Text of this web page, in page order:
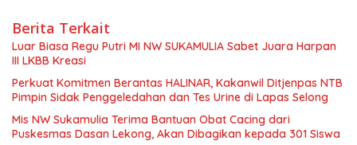
Berita Terkait
Luar Biasa Regu Putri MI NW SUKAMULIA Sabet Juara Harpan
III LKBB Kreasi
Perkuat Komitmen Berantas HALINAR, Kakanwil Ditjenpas NTB
Pimpin Sidak Penggeledahan dan Tes Urine di Lapas Selong
Mis NW Sukamulia Terima Bantuan Obat Cacing dari
Puskesmas Dasan Lekong, Akan Dibagikan kepada 301 Siswa